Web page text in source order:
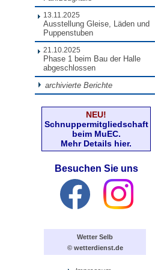
13.11.2025
Ausstellung Gleise, Läden und
Puppenstuben
21.10.2025
Phase 1 beim Bau der Halle
abgeschlossen
archivierte Berichte
NEU!
Schnuppermitgliedschaft
beim MuEC.
Mehr Details hier.
Besuchen Sie uns
Wetter Selb
© wetterdienst.de